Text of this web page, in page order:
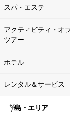
スパ・エステ
アクティビティ・オ
ツアー
ホテル
レンタル＆サービス
島・エリア